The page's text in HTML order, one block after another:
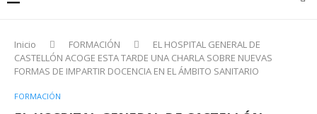
Inicio FORMACIÓN
EL HOSPITAL GENERAL DE
CASTELLÓN ACOGE ESTA TARDE UNA CHARLA SOBRE NUEVAS
FORMAS DE IMPARTIR DOCENCIA EN EL ÁMBITO SANITARIO
FORMACIÓN